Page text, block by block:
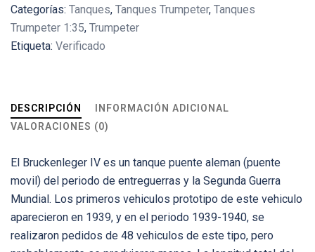
Categorías: Tanques, Tanques Trumpeter, Tanques
Trumpeter 1:35, Trumpeter
Etiqueta: Verificado
DESCRIPCIÓN
INFORMACIÓN ADICIONAL
VALORACIONES (0)
El Bruckenleger IV es un tanque puente aleman (puente
movil) del periodo de entreguerras y la Segunda Guerra
Mundial. Los primeros vehiculos prototipo de este vehiculo
aparecieron en 1939, y en el periodo 1939-1940, se
realizaron pedidos de 48 vehiculos de este tipo, pero